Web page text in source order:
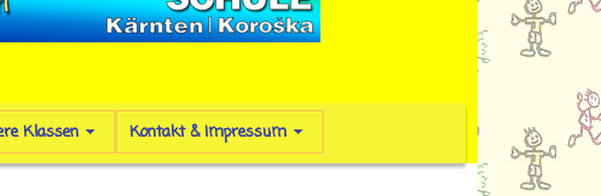
Klassen Kontakt & Impressum